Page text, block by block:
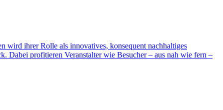
wird ihrer Rolle als innovatives, konsequent nachhaltiges
Dabei profitieren Veranstalter wie Besucher – aus nah wie fern –